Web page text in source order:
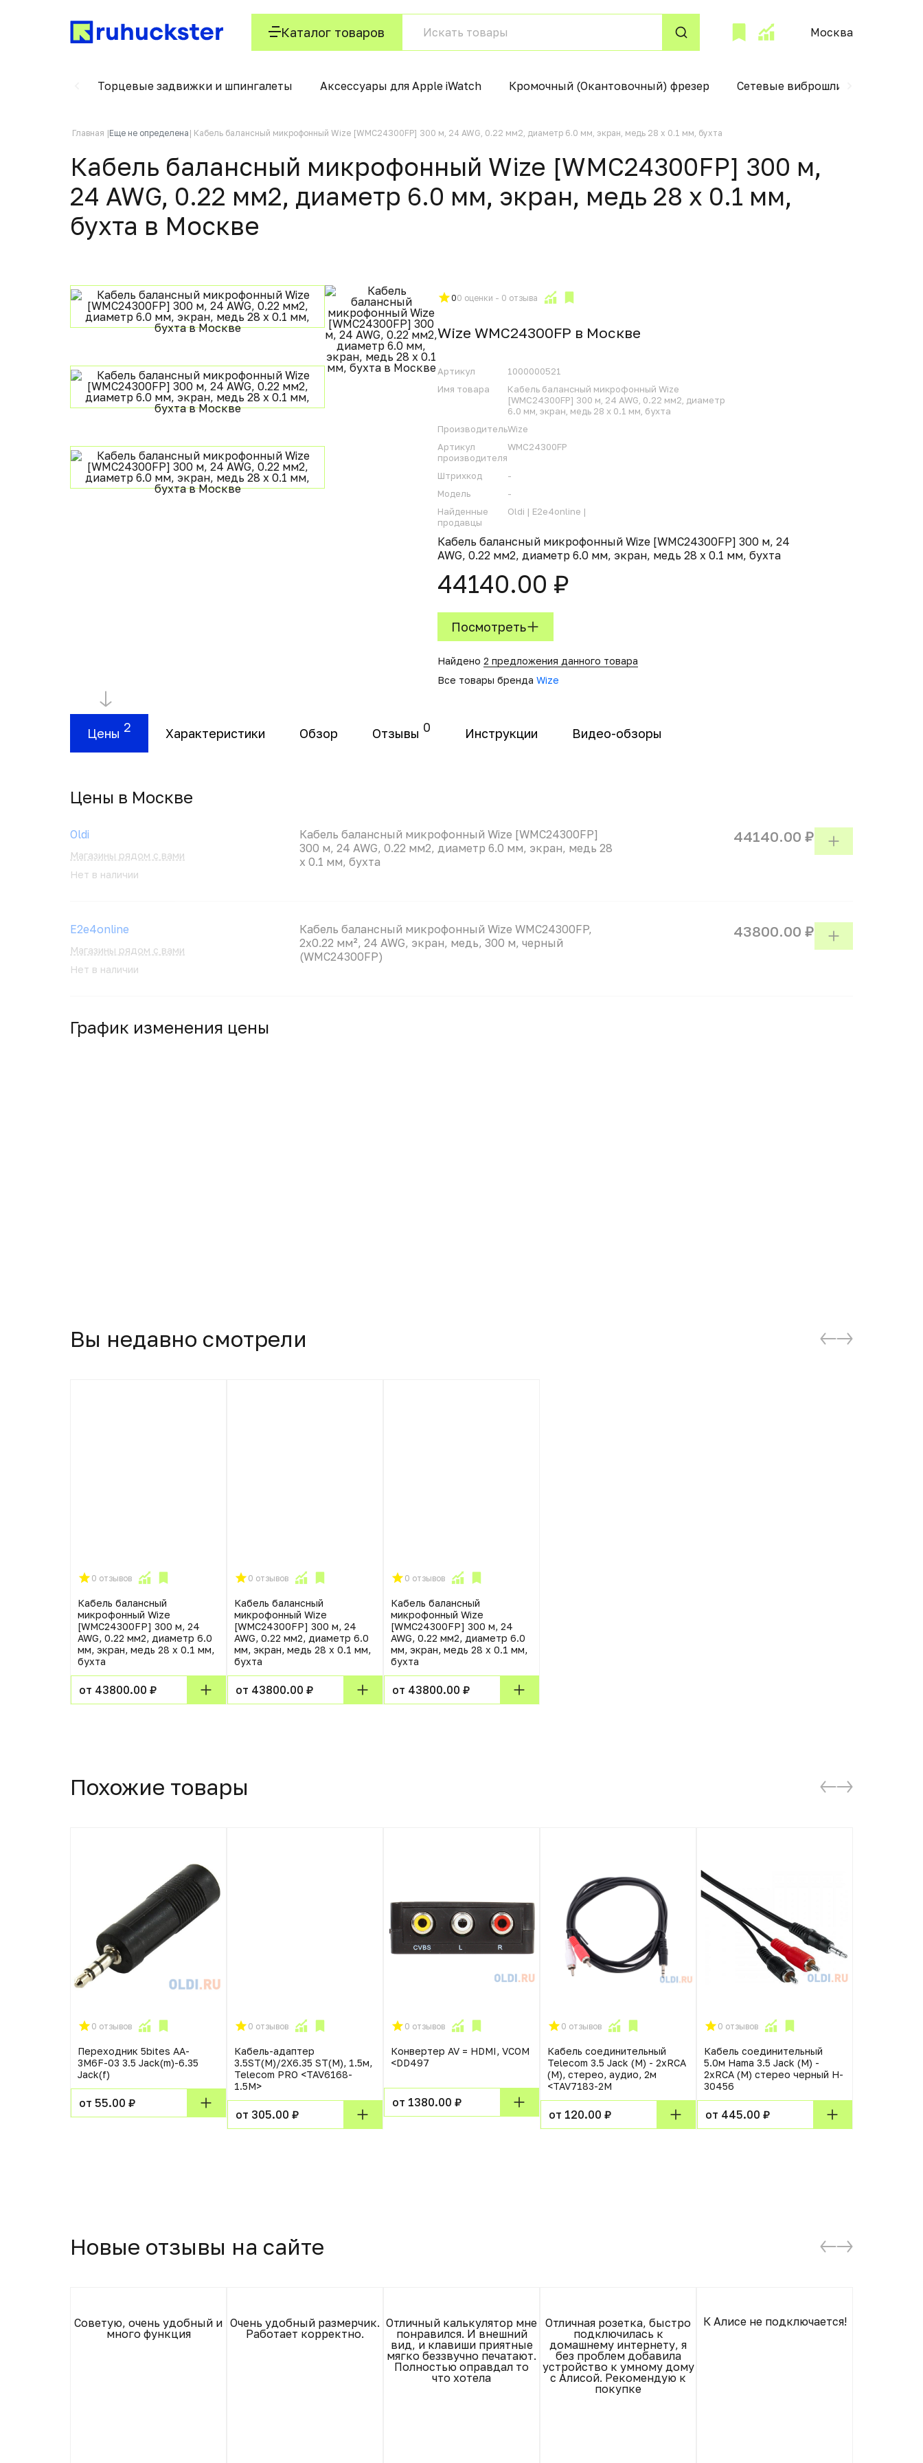
Каталог товаров Москва
Торцевые задвижки и шпингалеты Аксессуары для Apple iWatch Кромочный (Окантовочный) фрезер Сетевые виброшлифмашины
Главная Еще не определена Кабель балансный микрофонный Wize [WMC24300FP] 300 м, 24 AWG, 0.22 мм2, диаметр 6.0 мм, экран, медь 28 x 0.1 мм, бухта
Кабель балансный микрофонный Wize [WMC24300FP] 300 м,
24 AWG, 0.22 мм2, диаметр 6.0 мм, экран, медь 28 x 0.1 мм,
бухта в Москвe
00 оценки - 0 отзыва
Wize WMC24300FP в Москвe
Артикул
1000000521
Имя товара
Кабель балансный микрофонный Wize
[WMC24300FP] 300 м, 24 AWG, 0.22 мм2, диаметр
6.0 мм, экран, медь 28 x 0.1 мм, бухта
ПроизводительWize
Артикул
производителя
WMC24300FP
Штрихкод
-
Модель
-
Найденные
продавцы
Oldi | E2e4online |
Кабель балансный микрофонный Wize [WMC24300FP] 300 м, 24
AWG, 0.22 мм2, диаметр 6.0 мм, экран, медь 28 x 0.1 мм, бухта
44140.00 ₽
Посмотреть
Найдено 2 предложения данного товара
Все товары бренда Wize
Цены 2 Характеристики Обзор Отзывы 0 Инструкции Видео-обзоры
Цены в Москвe
Oldi
Магазины рядом с вами
Нет в наличии
Кабель балансный микрофонный Wize [WMC24300FP]
300 м, 24 AWG, 0.22 мм2, диаметр 6.0 мм, экран, медь 28
x 0.1 мм, бухта
44140.00 ₽
E2e4online
Магазины рядом с вами
Нет в наличии
Кабель балансный микрофонный Wize WMC24300FP,
2x0.22 мм², 24 AWG, экран, медь, 300 м, черный
(WMC24300FP)
43800.00 ₽
График изменения цены
Вы недавно смотрели
0 отзывов
Кабель балансный
микрофонный Wize
[WMC24300FP] 300 м, 24
AWG, 0.22 мм2, диаметр 6.0
мм, экран, медь 28 x 0.1 мм,
бухта
от 43800.00 ₽
0 отзывов
Кабель балансный
микрофонный Wize
[WMC24300FP] 300 м, 24
AWG, 0.22 мм2, диаметр 6.0
мм, экран, медь 28 x 0.1 мм,
бухта
от 43800.00 ₽
0 отзывов
Кабель балансный
микрофонный Wize
[WMC24300FP] 300 м, 24
AWG, 0.22 мм2, диаметр 6.0
мм, экран, медь 28 x 0.1 мм,
бухта
от 43800.00 ₽
Похожие товары
0 отзывов
Переходник 5bites AA-
3M6F-03 3.5 Jack(m)-6.35
Jack(f)
от 55.00 ₽
0 отзывов
Кабель-адаптер
3.5ST(M)/2X6.35 ST(M), 1.5м,
Telecom PRO <TAV6168-
1.5M>
от 305.00 ₽
0 отзывов
Конвертер AV = HDMI, VCOM
<DD497
от 1380.00 ₽
0 отзывов
Кабель соединительный
Telecom 3.5 Jack (M) - 2xRCA
(M), стерео, аудио, 2м
<TAV7183-2M
от 120.00 ₽
0 отзывов
Кабель соединительный
5.0м Hama 3.5 Jack (M) -
2xRCA (M) стерео черный H-
30456
от 445.00 ₽
Новые отзывы на сайте
Советую, очень удобный и
много функция
Очень удобный размерчик.
Работает корректно.
Отличный калькулятор мне
понравился. И внешний
вид, и клавиши приятные
мягко беззвучно печатают.
Полностью оправдал то
что хотела
Отличная розетка, быстро
подключилась к
домашнему интернету, я
без проблем добавила
устройство к умному дому
с Алисой. Рекомендую к
покупке
К Алисе не подключается!